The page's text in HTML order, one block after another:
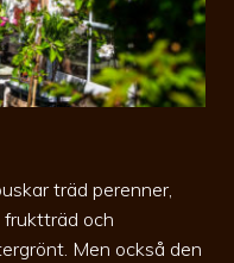
träd perenner,
fruktträd och
Men också den